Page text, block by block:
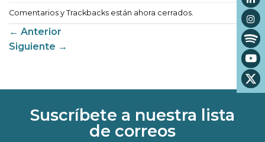
Comentarios y Trackbacks están ahora cerrados.
← Anterior
Siguiente →
Suscríbete a nuestra lista
de correos